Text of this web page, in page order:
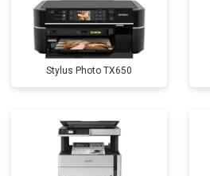
Stylus Photo TX650